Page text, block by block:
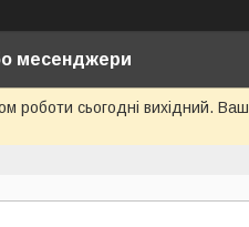
месенджери
роботи сьогодні вихідний.